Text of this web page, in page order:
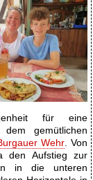
für eine
gemütlichen
Wehr. Von
den Aufstieg zur
in die unteren